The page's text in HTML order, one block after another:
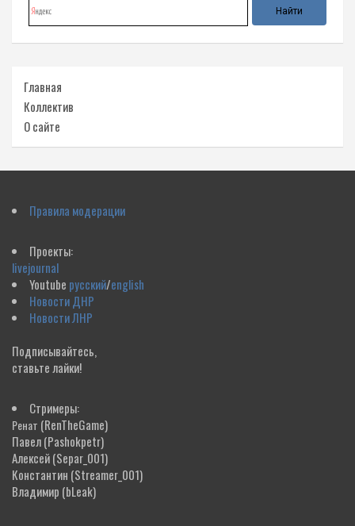
Главная
Коллектив
О сайте
Правила модерации
Проекты:
livejournal
Youtube русский/english
Новости ДНР
Новости ЛНР
Подписывайтесь,
ставьте лайки!
Стримеры:
Ренат (RenTheGame)
Павел(Pashokpetr)
Алексей(Separ_001)
Константин (Streamer_001)
Владимир (bLeak)